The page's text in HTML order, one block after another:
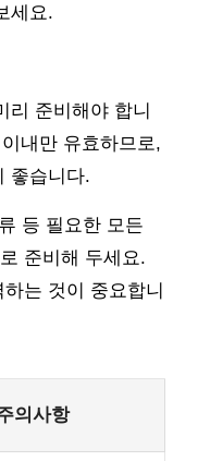
세요.
리 준비해야 합니
내만 유효하므로,
좋습니다.
등 필요한 모든
준비해 두세요.
는 것이 중요합니
의사항